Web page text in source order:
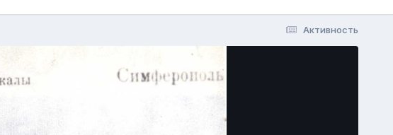
Активность